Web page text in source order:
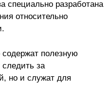
специально разработана
относительно
полезную
за
но и служат для